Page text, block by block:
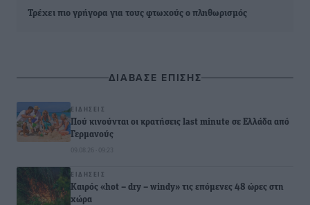
Τρέχει πιο γρήγορα για τους φτωχούς ο πληθωρισμός
ΔΙΑΒΑΣΕ ΕΠΙΣΗΣ
ΕΙΔΉΣΕΙΣ
Πού κινούνται οι κρατήσεις last minute σε Ελλάδα από
Γερμανούς
09.08.26 · 09:23
ΕΙΔΉΣΕΙΣ
Καιρός «hot – dry – windy» τις επόμενες 48 ώρες στη
χώρα